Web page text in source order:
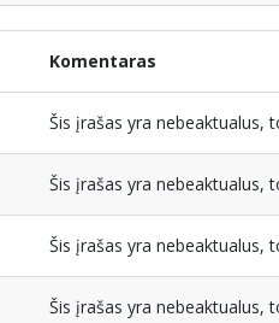
Komentaras
Šis įrašas yra nebeaktualus,
Šis įrašas yra nebeaktualus,
Šis įrašas yra nebeaktualus,
Šis įrašas yra nebeaktualus,